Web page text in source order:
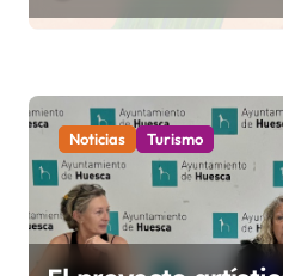
Noticias Turismo